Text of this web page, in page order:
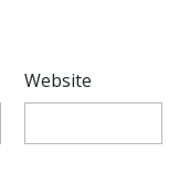
Website